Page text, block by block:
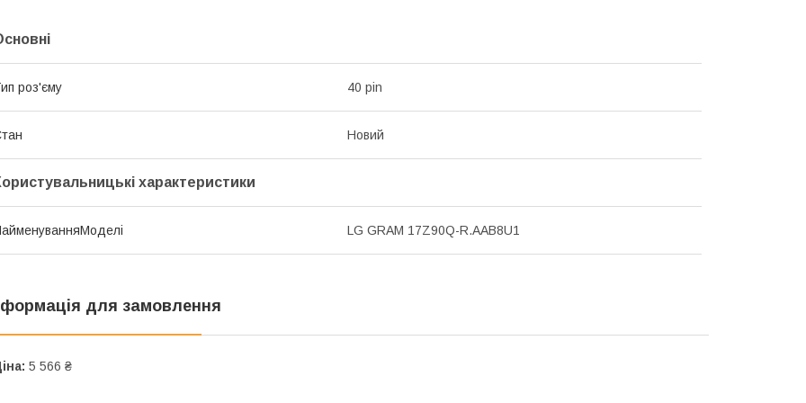
роз'єму 40 pin
Новий
характеристики
LG GRAM 17Z90Q-R.AAB8U1
для замовлення
5 566 ₴